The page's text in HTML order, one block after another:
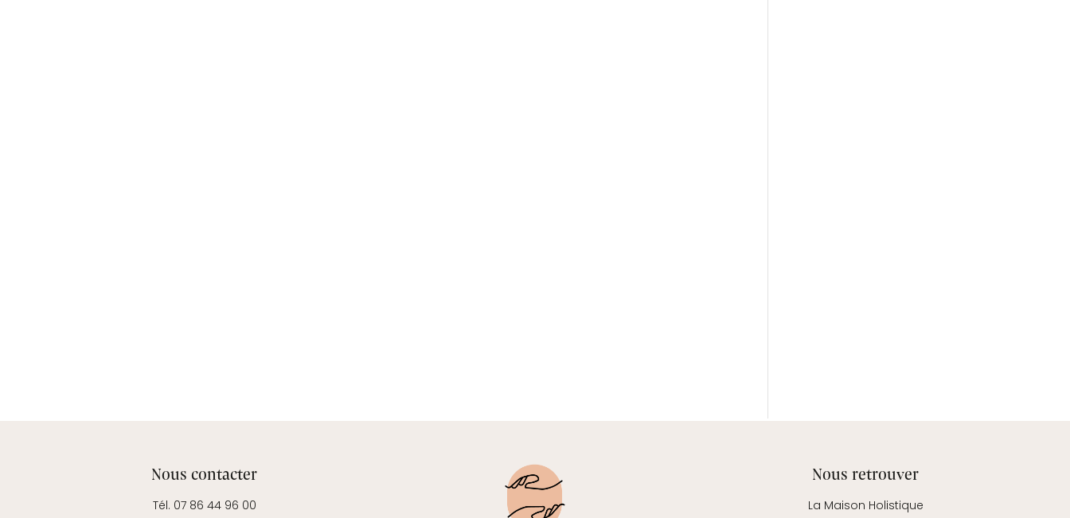
Nous contacter
Tél. 07 86 44 96 00
Nous retrouver
La Maison Holistique